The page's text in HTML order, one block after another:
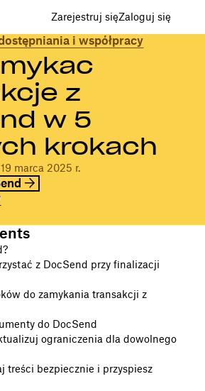
Zarejestruj sięZaloguj się
i współpracy
z
w 5
krokach
19 marca 2025 r.
z DocSend przy finalizacji
do zamykania transakcji z
do DocSend
ograniczenia dla dowolnego
treści bezpiecznie i przyspiesz